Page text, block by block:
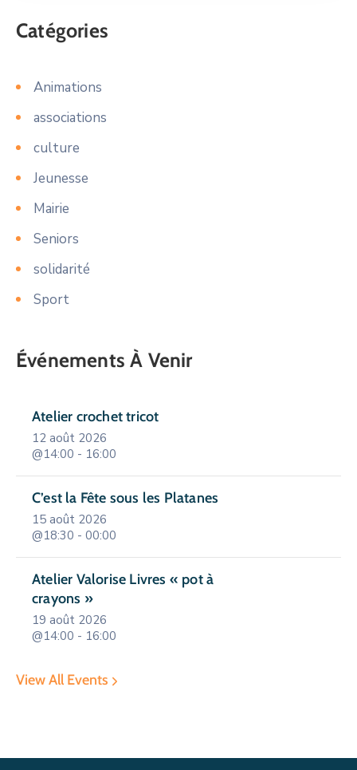
Catégories
Animations
associations
culture
Jeunesse
Mairie
Seniors
solidarité
Sport
Événements À Venir
Atelier crochet tricot
12 août 2026
@14:00 - 16:00
C’est la Fête sous les Platanes
15 août 2026
@18:30 - 00:00
Atelier Valorise Livres « pot à
crayons »
19 août 2026
@14:00 - 16:00
View All Events